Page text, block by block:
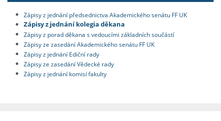
Zápisy z jednání předsednictva Akademického senátu FF UK
Zápisy z jednání kolegia děkana
Zápisy z porad děkana s vedoucími základních součástí
Zápisy ze zasedání Akademického senátu FF UK
Zápisy z jednání Ediční rady
Zápisy ze zasedání Vědecké rady
Zápisy z jednání komisí fakulty